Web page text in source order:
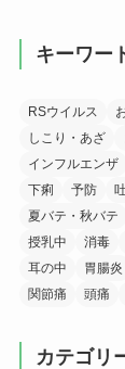
キーワー
RSウイルス
しこり・あざ
インフルエンザ
下痢
予防
夏バテ・秋バテ
授乳中
消毒
耳の中
胃腸炎
関節痛
頭痛
カテゴリ